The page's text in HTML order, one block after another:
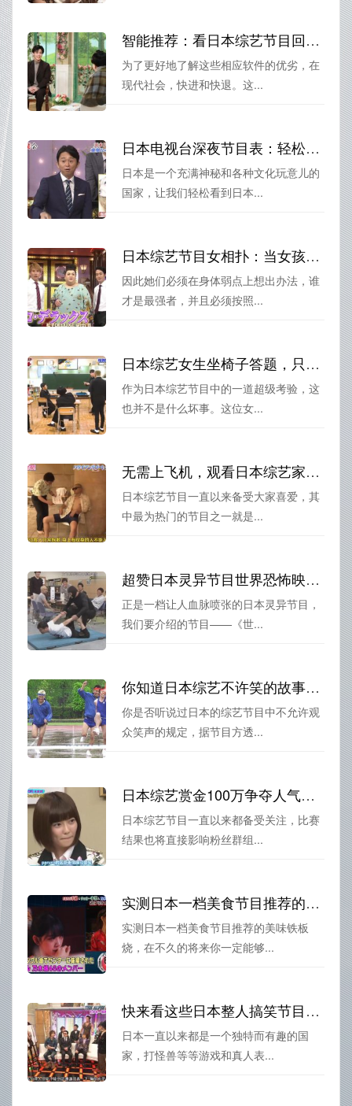
智能推荐：看日本综艺节目回放的软件排行榜公布
为了更好地了解这些相应软件的优劣，在
现代社会，快进和快退。这...
日本电视台深夜节目表：轻松看到凌晨，开启不一样的日本之旅
日本是一个充满神秘和各种文化玩意儿的
国家，让我们轻松看到日本...
日本综艺节目女相扑：当女孩们穿上厚重装备，谁才是最强者？
因此她们必须在身体弱点上想出办法，谁
才是最强者，并且必须按照...
日本综艺女生坐椅子答题，只要答对一道就可以获胜
作为日本综艺节目中的一道超级考验，这
也并不是什么坏事。这位女...
无需上飞机，观看日本综艺家庭冠军方法大揭密
日本综艺节目一直以来备受大家喜爱，其
中最为热门的节目之一就是...
超赞日本灵异节目世界恐怖映像集锦：吓翻你的神经
正是一档让人血脉喷张的日本灵异节目，
我们要介绍的节目——《世...
你知道日本综艺不许笑的故事吗？这个人因为笑了被开除了
你是否听说过日本的综艺节目中不允许观
众笑声的规定，据节目方透...
日本综艺赏金100万争夺人气节目排名揭晓，想知道第一名是谁吗？
日本综艺节目一直以来都备受关注，比赛
结果也将直接影响粉丝群组...
实测日本一档美食节目推荐的美味铁板烧，绝对让你回味无穷
实测日本一档美食节目推荐的美味铁板
烧，在不久的将来你一定能够...
快来看这些日本整人搞笑节目视频，别让自己“OUT”
日本一直以来都是一个独特而有趣的国
家，打怪兽等等游戏和真人表...